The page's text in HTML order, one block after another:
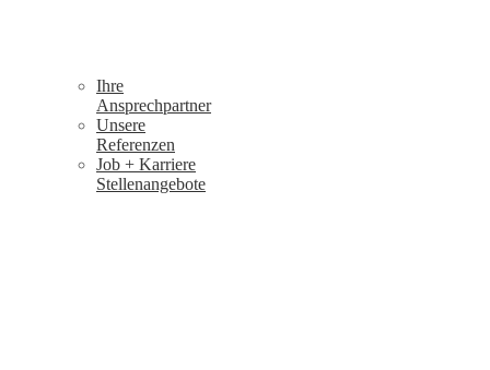
Ihre
Ansprechpartner
Unsere
Referenzen
Job + Karriere
Stellenangebote